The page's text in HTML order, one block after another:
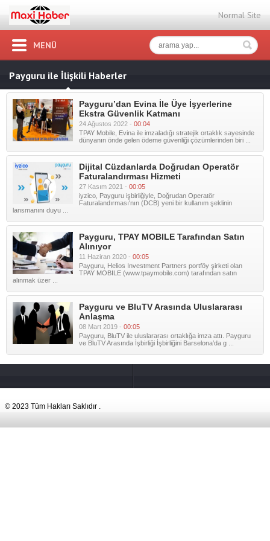
Normal Site
MENÜ
Payguru ile İlişkili Haberler
Payguru’dan Evina İle Üye İşyerlerine
Ekstra Güvenlik Katmanı
24 Ağustos 2022 - 00:04
TPAY Mobile, Evina ile imzaladığı stratejik ortaklık sayesinde
dünyanın önde gelen ödeme güvenliği çözümlerinden biri ...
Dijital Cüzdanlarda Doğrudan Operatör
Faturalandırması Hizmeti
27 Kasım 2021 - 00:05
iyzico, Payguru işbirliğiyle, Doğrudan Operatör
Faturalandırması'nın (DCB) yeni bir kullanım şeklinin
lansmanını duyu ...
Payguru, TPAY MOBILE Tarafından Satın
Alınıyor
11 Haziran 2020 - 00:05
Payguru, Helios Investment Partners portföy şirketi olan
TPAY MOBILE (www.tpaymobile.com) tarafından satın
alınmak üzer ...
Payguru ve BluTV Arasında Uluslararası
Anlaşma
08 Mart 2019 - 00:05
Payguru, BluTV ile uluslararası ortaklığa imza attı. Payguru
ve BluTV Arasında İşbirliği İşbirliğini Barselona’da g ...
© 2023 Tüm Hakları Saklıdır .